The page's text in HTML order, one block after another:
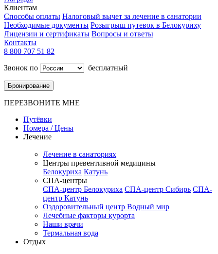
Клиентам
Способы оплаты Налоговый вычет за лечение в санатории
Необходимые документы Розыгрыш путевок в Белокуриху
Лицензии и сертификаты Вопросы и ответы
Контакты
8 800 707 51 82
Звонок по
бесплатный
Бронирование
ПЕРЕЗВОНИТЕ МНЕ
Путёвки
Номера / Цены
Лечение
Лечение в санаториях
Центры превентивной медицины
Белокуриха Катунь
СПА-центры
СПА-центр Белокуриха СПА-центр Сибирь СПА-
центр Катунь
Оздоровительный центр Водный мир
Лечебные факторы курорта
Наши врачи
Термальная вода
Отдых